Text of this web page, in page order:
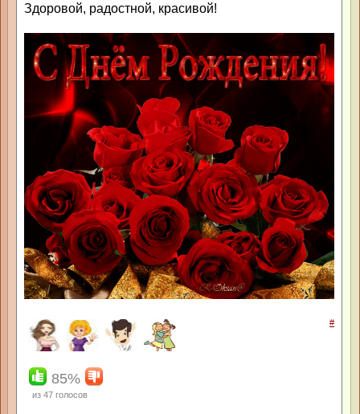
Здоровой, радостной, красивой!
#
85%
из 47 голосов